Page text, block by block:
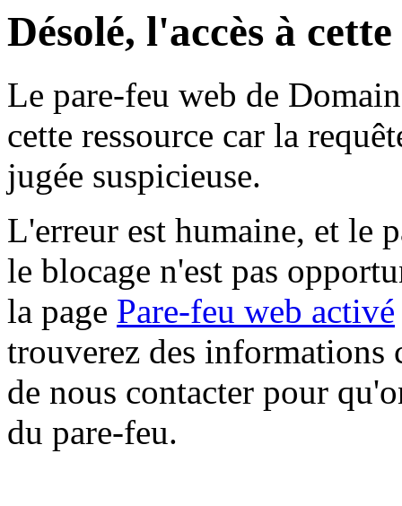
Désolé, l'accès à
Le pare-feu web de
cette ressource car la
jugée suspicieuse.
L'erreur est humaine, et le
le blocage n'est pas
la page Pare-feu web activé
trouverez des informations
de nous contacter pour
du pare-feu.